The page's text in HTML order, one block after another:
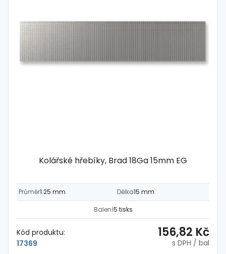
Kolářské hřebíky, Brad 18Ga 15mm EG
Průměr1.25 mm Délka15 mm
Balení5 tisks
Kód produktu:
17369
156,82 Kč
s DPH / bal